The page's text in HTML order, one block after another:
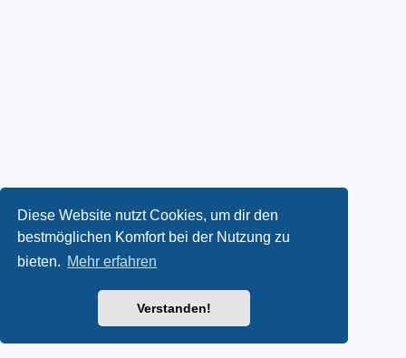
Diese Website nutzt Cookies, um dir den
bestmöglichen Komfort bei der Nutzung zu
bieten. Mehr erfahren
Verstanden!